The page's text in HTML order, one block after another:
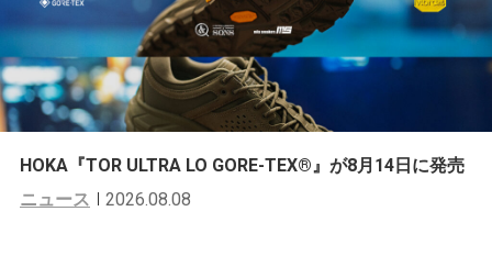
HOKA『TOR ULTRA LO GORE-TEX®︎』が8月14日に発売
ニュース
2026.08.08